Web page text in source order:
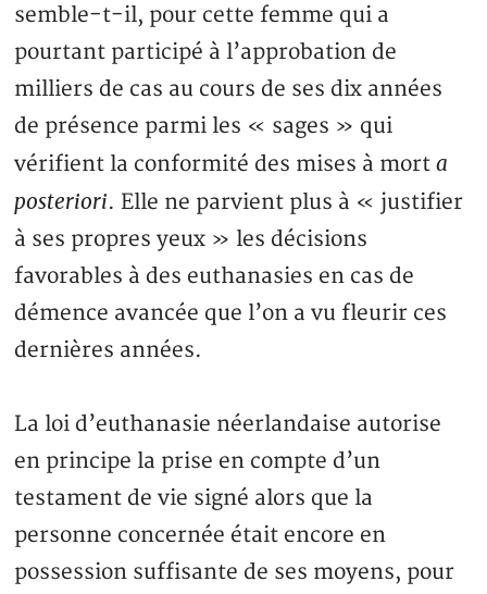
semble-t-il, pour cette femme qui a
pourtant participé à l’approbation de
milliers de cas au cours de ses dix années
de présence parmi les « sages » qui
vérifient la conformité des mises à morta
posteriori. Elle ne parvient plus à « justifier
à ses propres yeux » les décisions
favorables à des euthanasies en cas de
démence avancée que l’on a vu fleurir ces
dernières années.
La loi d’euthanasie néerlandaise autorise
en principe la prise en compte d’un
testament de vie signé alors que la
personne concernée était encore en
possession suffisante de ses moyens, pour